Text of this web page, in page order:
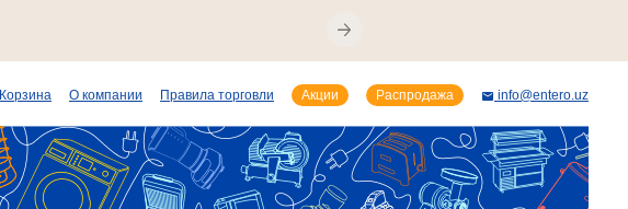
Корзина О компании Правила торговли Акции Распродажа info@entero.uz